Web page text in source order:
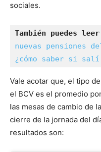
sociales.
También puedes
nuevas pensiones
¿cómo saber si salí
Vale acotar que, el tipo
el BCV es el promedio
las mesas de cambio de
cierre de la jornada del
resultados son: